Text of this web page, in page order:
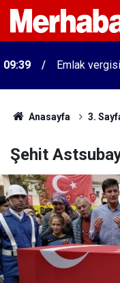
09:39 Emlak
Anasayfa 3.
Şehit